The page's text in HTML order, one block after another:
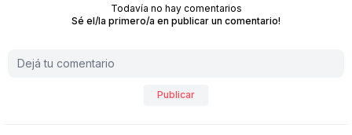
Todavía no hay comentarios
Sé el/la primero/a en publicar un comentario!
Publicar